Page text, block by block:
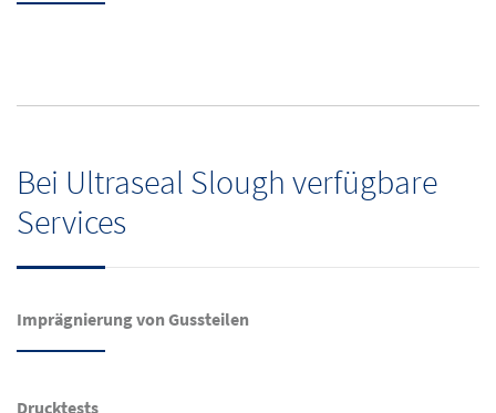
Bei Ultraseal Slough verfügbare
Services
Imprägnierung von Gussteilen
Drucktests